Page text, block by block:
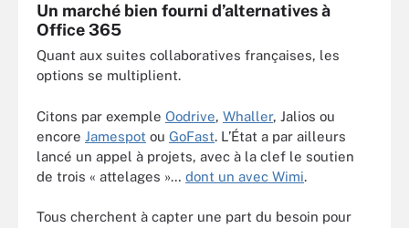
Un marché bien fourni d’alternatives à
Office 365
Quant aux suites collaboratives françaises, les
options se multiplient.
Citons par exemple Oodrive, Whaller, Jalios ou
encore Jamespot ou GoFast. L’État a par ailleurs
lancé un appel à projets, avec à la clef le soutien
de trois « attelages »… dont un avec Wimi.
Tous cherchent à capter une part du besoin pour